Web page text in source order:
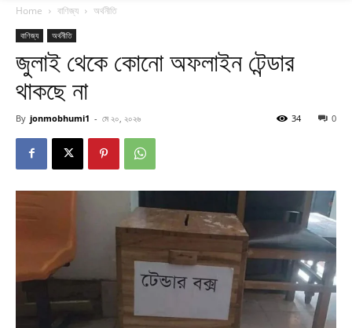
Home বাণিজ্য অর্থনীতি
বাণিজ্য অর্থনীতি
জুলাই থেকে কোনো অফলাইন টেন্ডার
থাকছে না
By jonmobhumi1 - মে ২০, ২০২৬ 0
34